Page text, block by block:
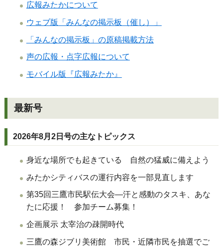
広報みたかについて
ウェブ版「みんなの掲示板（催し）」
「みんなの掲示板」の原稿掲載方法
声の広報・点字広報について
モバイル版『広報みたか』
最新号
2026年8月2日号の主なトピックス
身近な場所でも起きている 自然の猛威に備えよう
みたかシティバスの運行内容を一部見直します
第35回三鷹市民駅伝大会―汗と感動のタスキ、あな
たに応援！ 参加チーム募集！
企画展示 太宰治の疎開時代
三鷹の森ジブリ美術館 市民・近隣市民を抽選でご